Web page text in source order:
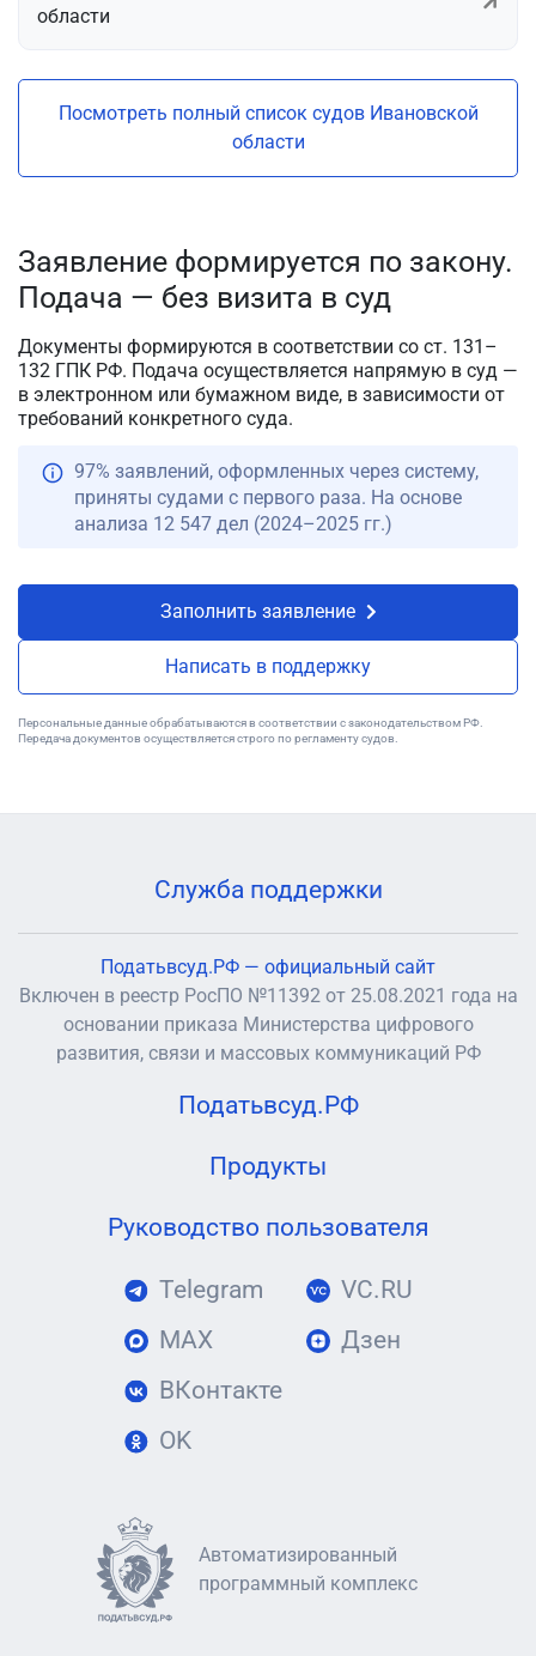
области
Посмотреть полный список судов Ивановской
области
Заявление формируется по закону.
Подача — без визита в суд
Документы формируются в соответствии со ст. 131–
132 ГПК РФ. Подача осуществляется напрямую в суд —
в электронном или бумажном виде, в зависимости от
требований конкретного суда.
97% заявлений, оформленных через систему,
приняты судами с первого раза. На основе
анализа 12 547 дел (2024–2025 гг.)
Заполнить заявление
Написать в поддержку
Персональные данные обрабатываются в соответствии с законодательством РФ.
Передача документов осуществляется строго по регламенту судов.
Служба поддержки
Податьвсуд.РФ — официальный сайт
Включен в реестр РосПО №11392 от 25.08.2021 года на
основании приказа Министерства цифрового
развития, связи и массовых коммуникаций РФ
Податьвсуд.РФ
Продукты
Руководство пользователя
Telegram
MAX
ВКонтакте
OK
VC.RU
Дзен
Автоматизированный
программный комплекс